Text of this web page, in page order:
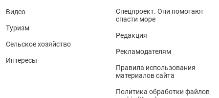
Видео
Туризм
Сельское хозяйство
Интересы
Спецпроект. Они помогают
спасти море
Редакция
Рекламодателям
Правила использования
материалов сайта
Политика обработки файлов